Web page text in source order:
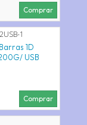
Comprar
1
1D
USB
Comprar